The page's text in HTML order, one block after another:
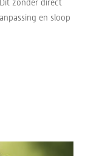
zonder direct
en sloop